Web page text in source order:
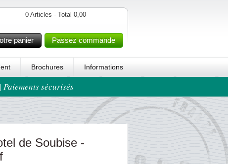
0 Articles - Total 0,00
panier Passez commande
Brochures Informations
sécurisés
de Soubise -